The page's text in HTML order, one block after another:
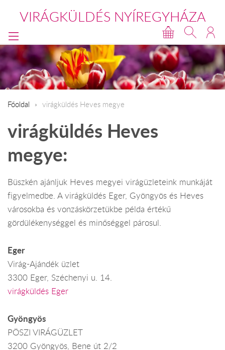
VIRÁGKÜLDÉS NYÍREGYHÁZA
Főoldal virágküldés Heves megye
virágküldés Heves
megye:
Büszkén ajánljuk Heves megyei virágüzleteink munkáját
figyelmedbe. A virágküldés Eger, Gyöngyös és Heves
városokba és vonzáskörzetükbe példa értékű
gördülékenységgel és minőséggel párosul.
Eger
Virág-Ajándék üzlet
3300 Eger, Széchenyi u. 14.
virágküldés Eger
Gyöngyös
PÖSZI VIRÁGÜZLET
3200 Gyöngyös, Bene út 2/2